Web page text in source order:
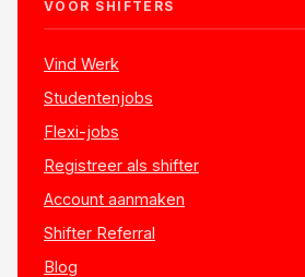
VOOR SHIFTERS
Vind Werk
Studentenjobs
Flexi-jobs
Registreer als shifter
Account aanmaken
Shifter Referral
Blog